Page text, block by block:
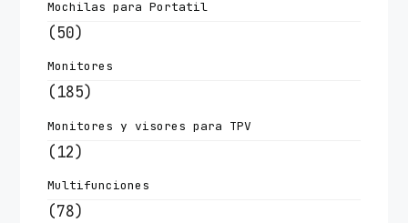
Mochilas para Portatil
(50)
Monitores
(185)
Monitores y visores para TPV
(12)
Multifunciones
(78)